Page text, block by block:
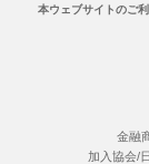
本ウェブサイトのご
金融
加入協会/